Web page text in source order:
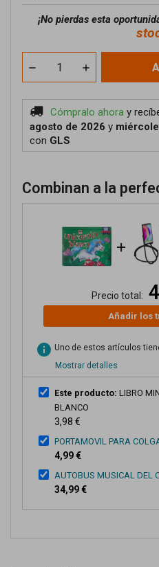
¡No pierdas esta
Cómpralo ahora y
agosto de 2026 y
con GLS
Combinan a la
+
Precio total:
Añadir los
info Uno de estos artículos
Mostrar detalles
Este producto: LIBRO
BLANCO
3,98 €
PORTAMOVIL PARA
4,99 €
AUTOBUS MUSICAL DEL
34,99 €